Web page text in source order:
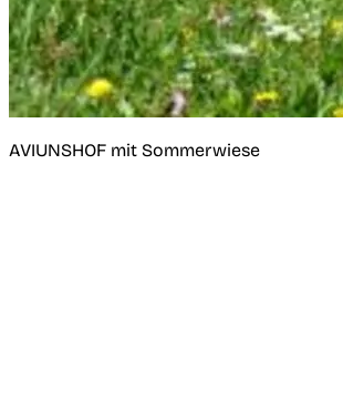
AVIUNSHOF mit Sommerwiese